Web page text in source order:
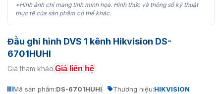
*Hình ảnh chỉ mang tính minh họa. Hình thức và thông số kỹ thuật
thực tế của sản phẩm có thể khác.
Đầu ghi hình DVS 1 kênh Hikvision DS-
6701HUHI
Giá tham khảo:Giá liên hệ
Mã sản phẩm:DS-6701HUHI Thương hiệu:HIKVISION